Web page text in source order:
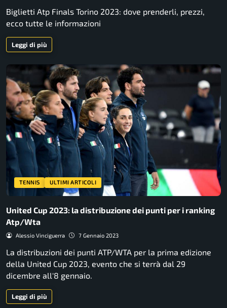
Biglietti Atp Finals Torino 2023: dove prenderli, prezzi,
ecco tutte le informazioni
Leggi di più
TENNIS ULTIMI ARTICOLI
United Cup 2023: la distribuzione dei punti per i ranking
Atp/Wta
Alessio Vinciguerra 7 Gennaio 2023
La distribuzioni dei punti ATP/WTA per la prima edizione
della United Cup 2023, evento che si terrà dal 29
dicembre all'8 gennaio.
Leggi di più